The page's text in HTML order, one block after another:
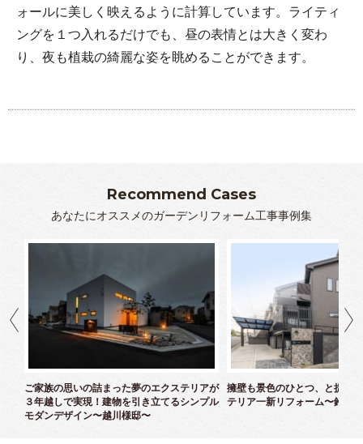
ォールに美しく映えるように計算しています。ライティ
ングを１つ入れるだけでも、昼の表情とは大きく変わ
り、夜も植栽の綺麗な姿を眺めることができます。
Recommend Cases
あなたにオススメのガーデンリフォーム工事事例集
ご家族の思いの詰まった夢のエクステリアが
３年越しで実現！建物を引き立てるシンプル
モダンデザイン〜越川様邸〜
擁壁も景色のひとつ、と捉え
テリア一新リフォーム〜鈴木